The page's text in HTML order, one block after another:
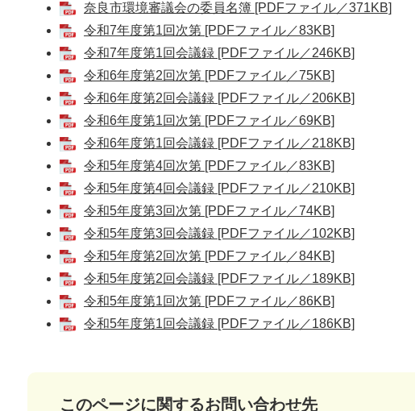
奈良市環境審議会の委員名簿 [PDFファイル／371KB]
令和7年度第1回次第 [PDFファイル／83KB]
令和7年度第1回会議録 [PDFファイル／246KB]
令和6年度第2回次第 [PDFファイル／75KB]
令和6年度第2回会議録 [PDFファイル／206KB]
令和6年度第1回次第 [PDFファイル／69KB]
令和6年度第1回会議録 [PDFファイル／218KB]
令和5年度第4回次第 [PDFファイル／83KB]
令和5年度第4回会議録 [PDFファイル／210KB]
令和5年度第3回次第 [PDFファイル／74KB]
令和5年度第3回会議録 [PDFファイル／102KB]
令和5年度第2回次第 [PDFファイル／84KB]
令和5年度第2回会議録 [PDFファイル／189KB]
令和5年度第1回次第 [PDFファイル／86KB]
令和5年度第1回会議録 [PDFファイル／186KB]
このページに関するお問い合わせ先